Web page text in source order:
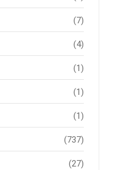
(7)
(4)
(1)
(1)
(1)
(737)
(27)